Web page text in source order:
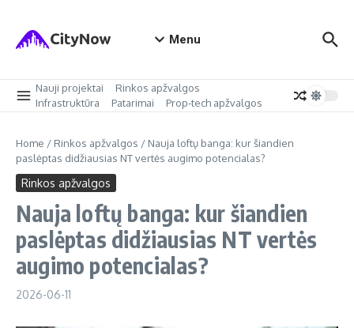
Menu
Nauji projektai
Rinkos apžvalgos
Infrastruktūra
Patarimai Prop-tech apžvalgos
Home / Rinkos apžvalgos / Nauja loftų banga: kur šiandien
paslėptas didžiausias NT vertės augimo potencialas?
Rinkos apžvalgos
Nauja loftų banga: kur šiandien
paslėptas didžiausias NT vertės
augimo potencialas?
2026-06-11